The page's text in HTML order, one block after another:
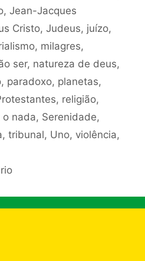
, Jean-Jacques
Cristo, Judeus, juízo,
, milagres,
ser, natureza de deus,
, paradoxo, planetas,
, religião,
o nada, Serenidade,
, tribunal, Uno, violência,